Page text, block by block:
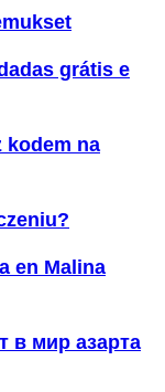
grátis e
kodem na
en Malina
в мир азарта